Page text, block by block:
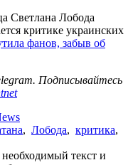
Светлана Лобода
критике украинских
фанов, забыв об
Подписывайтесь
, Лобода, критика,
текст и